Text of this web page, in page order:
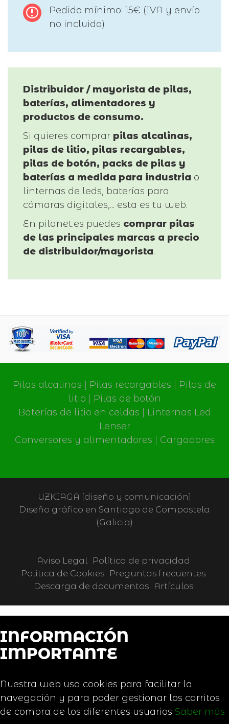
Pedido mínimo: 15€ (IVA y envío
no incluido)
Distribuidor / mayorista de pilas,
baterías, alimentadores y
productos de consumo.
Si quieres comprar pilas alcalinas,
pilas de litio, pilas recargables,
pilas de botón, packs de pilas y
baterías a medida para industria o
linternas de leds, baterías para
cámaras digitales,... esta es tu web.
En pilanet.es puedes comprar pilas
de las principales marcas a precio
de distribuidor/mayorista.
Pilas alcalinas Pilas recargables
Pilas de
litio
Pilas de botón
Baterías de litio en celdas
Linternas Led
Lenser
Conversores y alimentadores
Cargadores
UZKIAGA [diseño y comunicación]
Diseño gráfico en Santiago de Compostela
(Galicia)
Aviso Legal
Política de privacidad
Política de Cookies Preguntas frecuentes
Descarga de documentos
Artículos
INFORMACIÓN
IMPORTANTE
Nuestra web usa cookies para facilitar la
navegación y para poder gestionar los carritos
de compra de los diferentes usuarios Saber más